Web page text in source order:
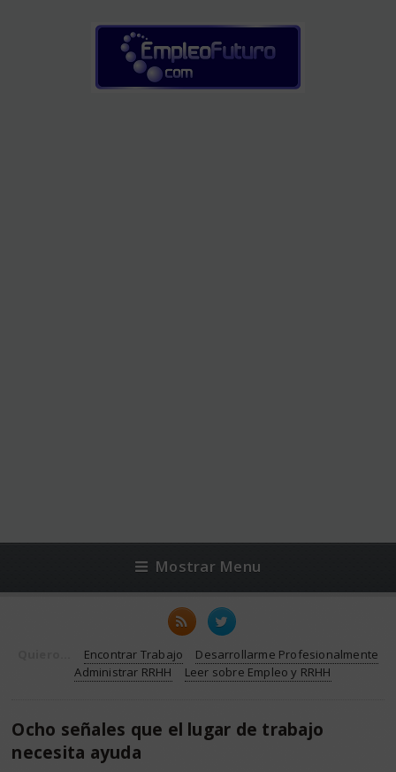
Mostrar Menu
Encontrar Trabajo
Desarrollarme Profesionalmente
Administrar RRHH
Leer sobre Empleo y RRHH
Ocho señales que el lugar de trabajo
necesita ayuda